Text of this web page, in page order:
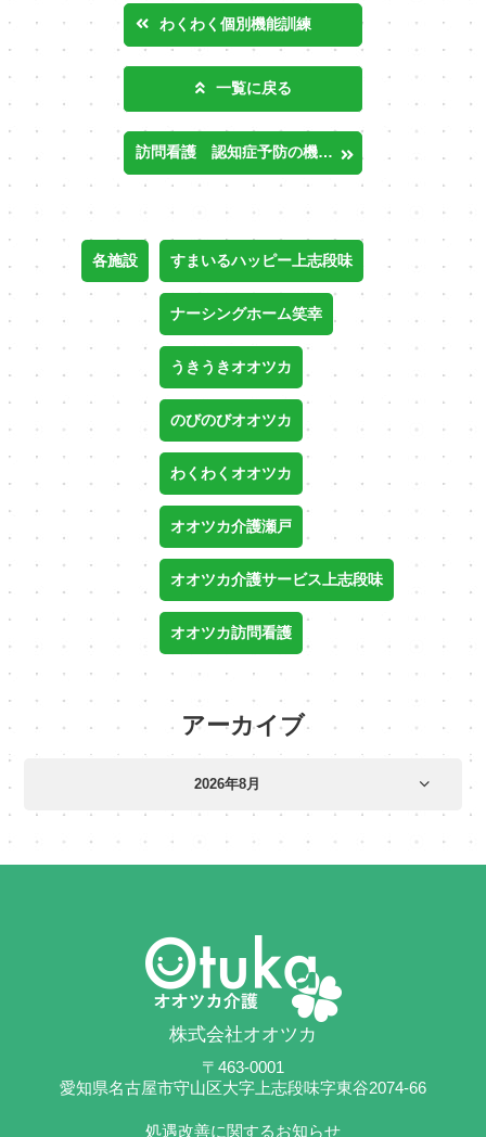
わくわく個別機能訓練
一覧に戻る
訪問看護 認知症予防の機能訓練
各施設 すまいるハッピー上志段味
ナーシングホーム笑幸
うきうきオオツカ
のびのびオオツカ
わくわくオオツカ
オオツカ介護瀬戸
オオツカ介護サービス上志段味
オオツカ訪問看護
アーカイブ
株式会社オオツカ
〒463-0001
愛知県名古屋市守山区大字上志段味字東谷2074-66
処遇改善に関するお知らせ